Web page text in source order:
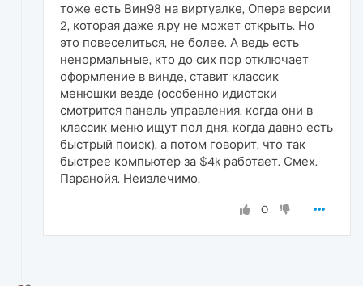
тоже есть Вин98 на виртуалке, Опера версии
2, которая даже я.ру не может открыть. Но
это повеселиться, не более. А ведь есть
ненормальные, кто до сих пор отключает
оформление в винде, ставит классик
менюшки везде (особенно идиотски
смотрится панель управления, когда они в
классик меню ищут пол дня, когда давно есть
быстрый поиск), а потом говорит, что так
быстрее компьютер за $4k работает. Смех.
Паранойя. Неизлечимо.
0